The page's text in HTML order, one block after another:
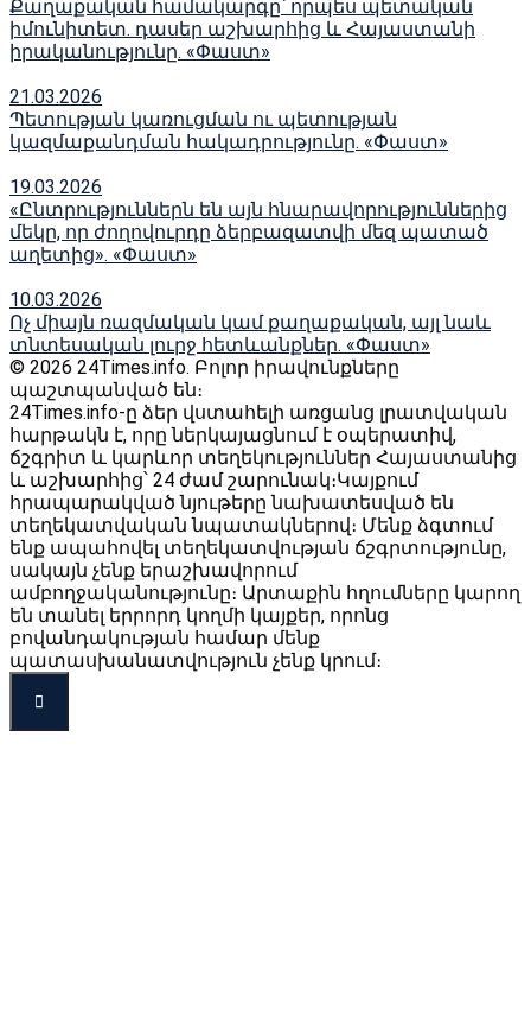
Քաղաքական համակարգը՝ որպես պետական
իմունիտետ. դասեր աշխարհից և Հայաստանի
իրականությունը. «Փաստ»
21.03.2026
Պետության կառուցման ու պետության
կազմաքանդման հակադրությունը. «Փաստ»
19.03.2026
«Ընտրություններն են այն հնարավորություններից
մեկը, որ ժողովուրդը ձերբազատվի մեզ պատած
աղետից». «Փաստ»
10.03.2026
Ոչ միայն ռազմական կամ քաղաքական, այլ նաև
տնտեսական լուրջ հետևանքներ. «Փաստ»
© 2026 24Times.info․ Բոլոր իրավունքները
պաշտպանված են։
24Times.info-ը ձեր վստահելի առցանց լրատվական
հարթակն է, որը ներկայացնում է օպերատիվ,
ճշգրիտ և կարևոր տեղեկություններ Հայաստանից
և աշխարհից՝ 24 ժամ շարունակ։Կայքում
հրապարակված նյութերը նախատեսված են
տեղեկատվական նպատակներով։ Մենք ձգտում
ենք ապահովել տեղեկատվության ճշգրտությունը,
սակայն չենք երաշխավորում
ամբողջականությունը։ Արտաքին հղումները կարող
են տանել երրորդ կողմի կայքեր, որոնց
բովանդակության համար մենք
պատասխանատվություն չենք կրում։